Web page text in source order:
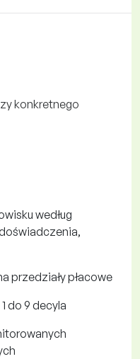
konkretnego
według
przedziały płacowe
do 9 decyla